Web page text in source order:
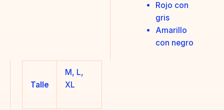
Rojo con
gris
Amarillo
con negro
Talle
M, L,
XL